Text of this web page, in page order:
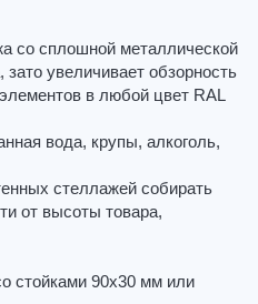
со сплошной металлической
увеличивает обзорность
в любой цвет RAL
вода, крупы, алкоголь,
стеллажей собирать
от высоты товара,
стойками 90х30 мм или